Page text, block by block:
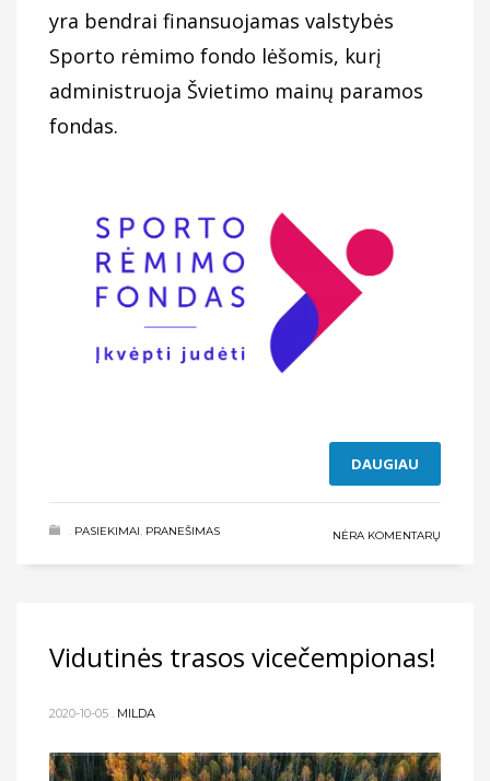
yra bendrai finansuojamas valstybės
Sporto rėmimo fondo lėšomis, kurį
administruoja Švietimo mainų paramos
fondas.
DAUGIAU
. PASIEKIMAI, PRANEŠIMAS NĖRA KOMENTARŲ
Vidutinės trasos vicečempionas!
2020-10-05 . MILDA